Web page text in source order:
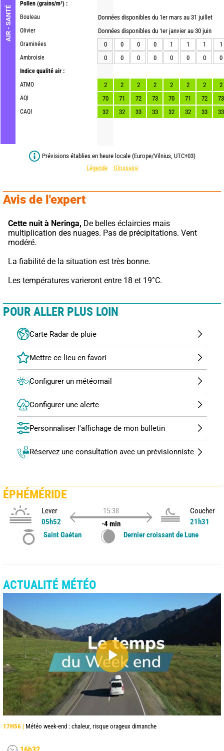
AIR - SANTÉ
Pollen (grains/m³) :
Bouleau
Olivier
Graminées
Ambroisie
Indice qualité air :
ATMO
AQI
CAQI
Données disponibles du 1er mars au 31 juillet
Données disponibles du 1er janvier au 30 juin
0
0 0 0 1 1 1
1
0
0 0 0 0 0 0 0
2 2 2 2 2 2 2
2
70
71 72 73 70 71 72
73
32
32 33 33 32 32 33 33
Prévisions établies en heure locale (Europe/Vilnius, UTC+03)
Légende
Glossaire
Avis de l'expert
Cette nuit à Neringa, De belles éclaircies mais
multiplication des nuages. Pas de précipitations. Vent
modéré.
La fiabilité de la situation est très bonne.
Les températures varieront entre 18 et 19°C.
POUR ALLER PLUS LOIN
Carte Radar de pluie
Configurer un météomail
Configurer une alerte
Personnaliser l'affichage de mon bulletin
Réservez une consultation avec un prévisionniste
ÉPHÉMÉRIDE
Lever
05h52
15:38
-4 min
Coucher
21h31
Saint Gaétan
Dernier croissant de Lune
ACTUALITÉ MÉTÉO
17H56 | Météo week-end : chaleur, risque orageux dimanche